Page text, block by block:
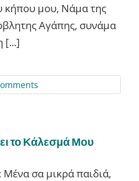
κήπου μου, Νάμα της
Αγάπης, συνάμα
[...]
το Κάλεσμά Μου
Μένα σα μικρά παιδιά,